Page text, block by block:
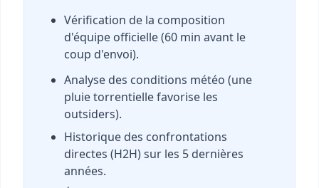
Vérification de la composition
d'équipe officielle (60 min avant le
coup d'envoi).
Analyse des conditions météo (une
pluie torrentielle favorise les
outsiders).
Historique des confrontations
directes (H2H) sur les 5 dernières
années.